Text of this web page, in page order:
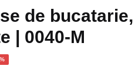
de bucatarie,
| 0040-M